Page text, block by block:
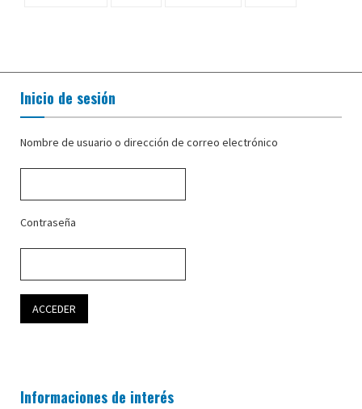
Inicio de sesión
Nombre de usuario o dirección de correo electrónico
Contraseña
Informaciones de interés